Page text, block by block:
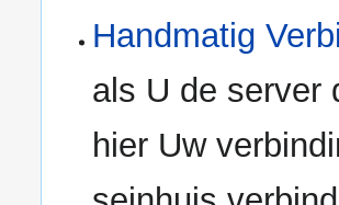
Handmatig
als U de server
hier Uw